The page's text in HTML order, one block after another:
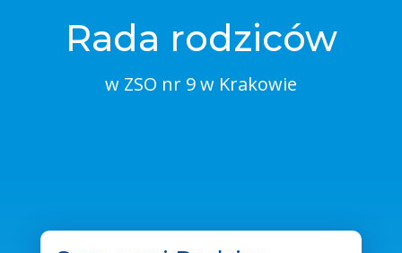
Rada rodziców
w ZSO nr 9 w Krakowie